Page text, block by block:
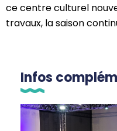
ce centre culturel
travaux, la saison
Infos